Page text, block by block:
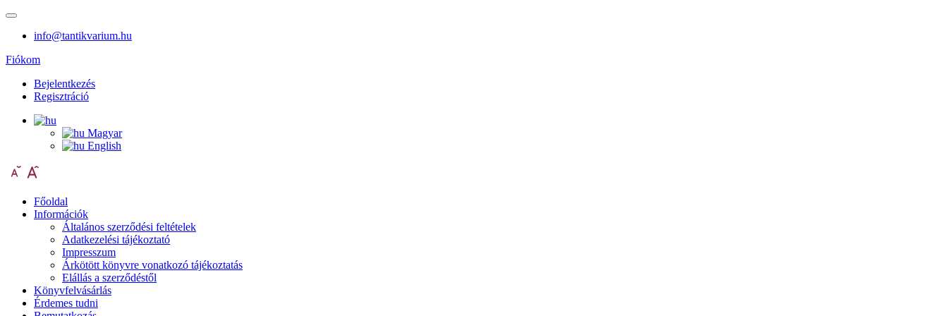
info@tantikvarium.hu
Fiókom
Bejelentkezés
Regisztráció
Magyar
English
Főoldal
Információk
Általános szerződési feltételek
Adatkezelési tájékoztató
Impresszum
Árkötött könyvre vonatkozó tájékoztatás
Elállás a szerződéstől
Könyvfelvásárlás
Érdemes tudni